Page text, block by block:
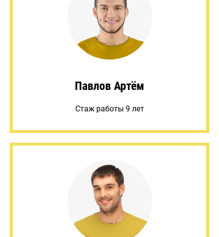
Павлов Артём
Стаж работы 9 лет